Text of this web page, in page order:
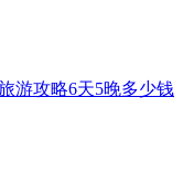
游攻略6天5晚多少钱